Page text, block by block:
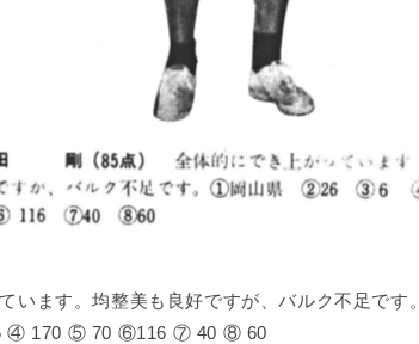
います。均整美も良好ですが、バルク不足です。
④ 170 ⑤ 70 ⑥116 ⑦ 40 ⑧ 60